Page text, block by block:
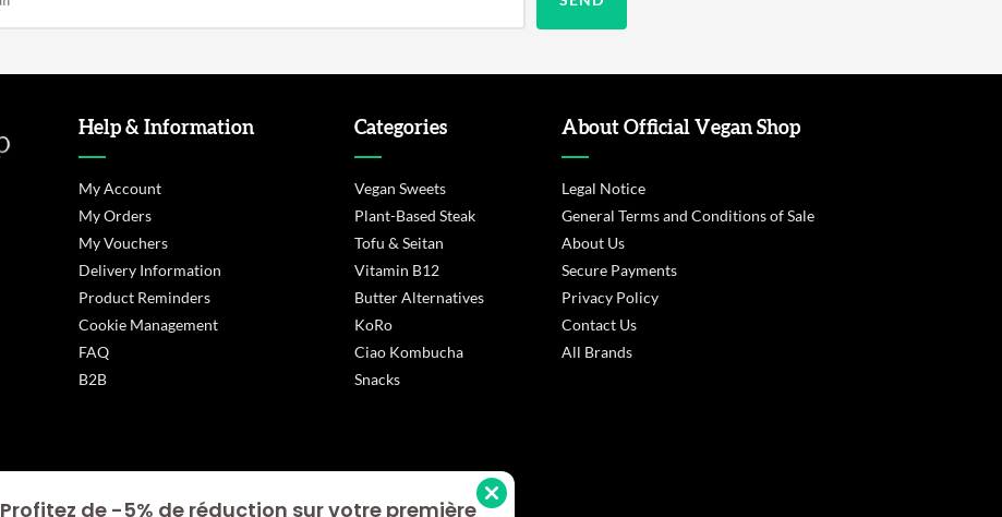
Help & Information
My Account
My Orders
My Vouchers
Delivery Information
Product Reminders
Cookie Management
FAQ
B2B
Categories
Vegan Sweets
Plant-Based Steak
Tofu & Seitan
Vitamin B12
Butter Alternatives
KoRo
Ciao Kombucha
Snacks
About Official Vegan Shop
Legal Notice
General Terms and Conditions of Sale
About Us
Secure Payments
Privacy Policy
Contact Us
All Brands
Profitez de -5% de réduction sur votre première